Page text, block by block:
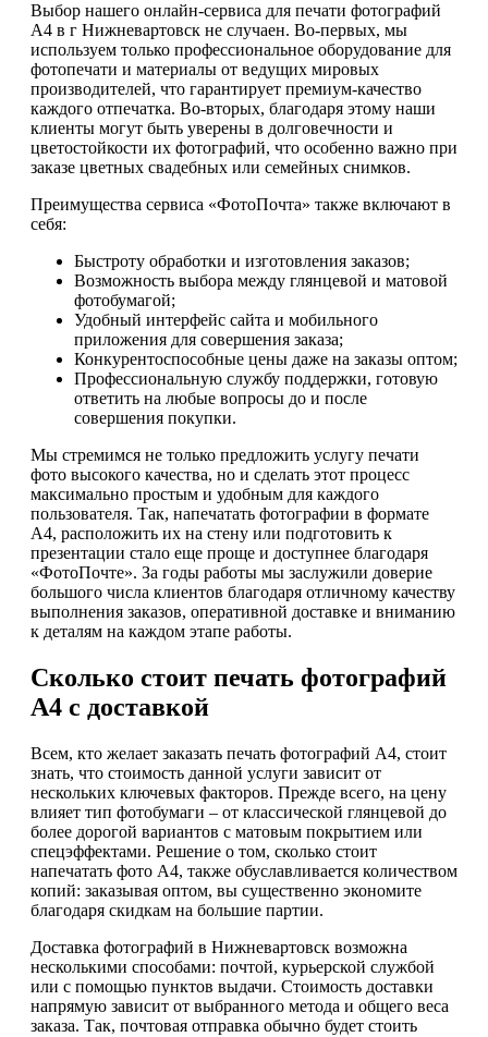
Выбор нашего онлайн-сервиса для печати фотографий
А4 в г Нижневартовск не случаен. Во-первых, мы
используем только профессиональное оборудование для
фотопечати и материалы от ведущих мировых
производителей, что гарантирует премиум-качество
каждого отпечатка. Во-вторых, благодаря этому наши
клиенты могут быть уверены в долговечности и
цветостойкости их фотографий, что особенно важно при
заказе цветных свадебных или семейных снимков.
Преимущества сервиса «ФотоПочта» также включают в
себя:
Быстроту обработки и изготовления заказов;
Возможность выбора между глянцевой и матовой
фотобумагой;
Удобный интерфейс сайта и мобильного
приложения для совершения заказа;
Конкурентоспособные цены даже на заказы оптом;
Профессиональную службу поддержки, готовую
ответить на любые вопросы до и после
совершения покупки.
Мы стремимся не только предложить услугу печати
фото высокого качества, но и сделать этот процесс
максимально простым и удобным для каждого
пользователя. Так, напечатать фотографии в формате
А4, расположить их на стену или подготовить к
презентации стало еще проще и доступнее благодаря
«ФотоПочте». За годы работы мы заслужили доверие
большого числа клиентов благодаря отличному качеству
выполнения заказов, оперативной доставке и вниманию
к деталям на каждом этапе работы.
Сколько стоит печать фотографий
А4 с доставкой
Всем, кто желает заказать печать фотографий А4, стоит
знать, что стоимость данной услуги зависит от
нескольких ключевых факторов. Прежде всего, на цену
влияет тип фотобумаги – от классической глянцевой до
более дорогой вариантов с матовым покрытием или
спецэффектами. Решение о том, сколько стоит
напечатать фото А4, также обуславливается количеством
копий: заказывая оптом, вы существенно экономите
благодаря скидкам на большие партии.
Доставка фотографий в Нижневартовск возможна
несколькими способами: почтой, курьерской службой
или с помощью пунктов выдачи. Стоимость доставки
напрямую зависит от выбранного метода и общего веса
заказа. Так, почтовая отправка обычно будет стоить